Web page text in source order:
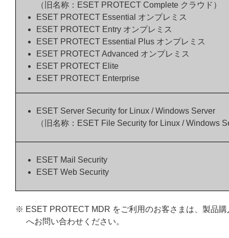
（旧名称：ESET PROTECT Complete クラウド）
ESET PROTECT Essential オンプレミス
ESET PROTECT Entry オンプレミス
ESET PROTECT Essential Plus オンプレミス
ESET PROTECT Advanced オンプレミス
ESET PROTECT Elite
ESET PROTECT Enterprise
ESET Server Security for Linux / Windows Server
（旧名称：ESET File Security for Linux / Windows
ESET Mail Security
ESET Web Security
※ ESET PROTECT MDR をご利用のお客さまは、製品
へお問い合わせください。